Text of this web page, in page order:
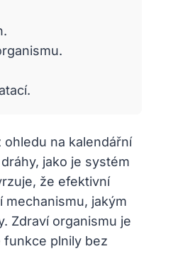
na kalendářní
jako je systém
že efektivní
jakým
Zdraví organismu je
funkce plnily bez